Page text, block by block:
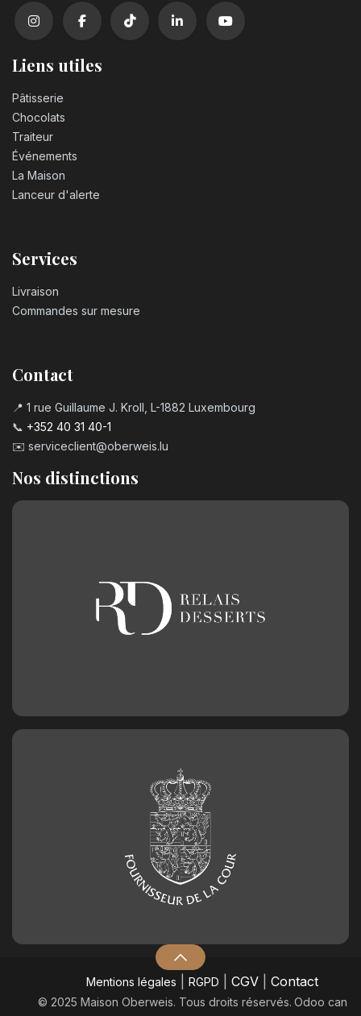
Liens utiles
Pâtisserie
Chocolats
Traiteur
Événements
La Maison
Lanceur d'alerte
Services
Livraison
Commandes sur mesure
Contact
📍 1 rue Guillaume J. Kroll, L-1882 Luxembourg
📞 +352 40 31 40-1
✉️ serviceclient@oberweis.lu
Nos distinctions
Mentions légales RGPD CGV| Contact
© 2025 Maison Oberweis. Tous droits réservés. ​Odoo can